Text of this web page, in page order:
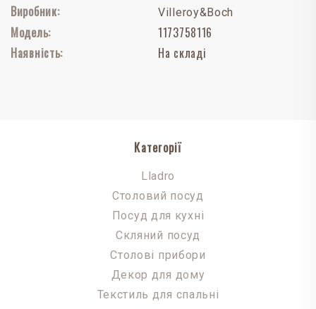
Виробник:
Villeroy&Boch
Модель:
1173758116
Наявність:
На складі
Категорії
Lladro
Столовий посуд
Посуд для кухні
Скляний посуд
Столові прибори
Декор для дому
Текстиль для спальні